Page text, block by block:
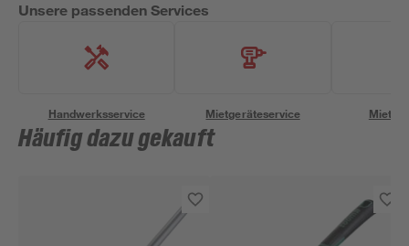
Unsere passenden Services
Handwerksservice Mietgeräteservice
Häufig dazu gekauft